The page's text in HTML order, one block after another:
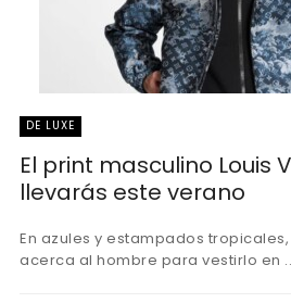
DE LUXE
El print masculino Louis
llevarás este verano
En azules y estampados tropicales,
acerca al hombre para vestirlo en